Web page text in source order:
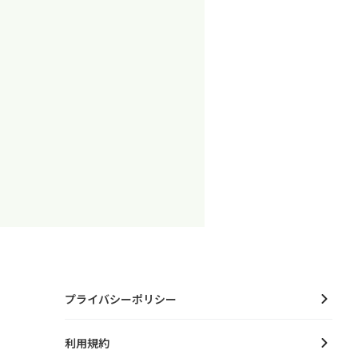
プライバシーポリシー
利用規約